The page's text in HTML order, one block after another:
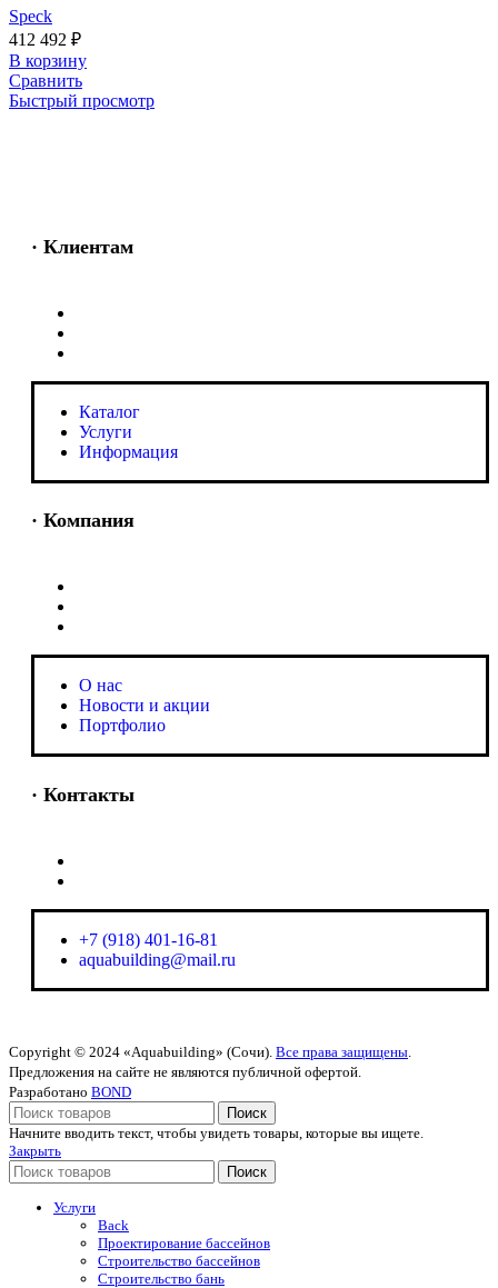
Speck
412 492 ₽
В корзину
Сравнить
Быстрый просмотр
· Клиентам
Каталог
Услуги
Информация
· Компания
O нас
Новости и акции
Портфолио
· Контакты
+7 (918) 401-16-81
aquabuilding@mail.ru
Copyright © 2024 «Aquabuilding» (Сочи). Все права защищены.
Предложения на сайте не являются публичной офертой.
Разработано BOND
Поиск
Начните вводить текст, чтобы увидеть товары, которые вы ищете.
Закрыть
Поиск
Услуги
Back
Проектирование бассейнов
Строительство бассейнов
Строительство бань